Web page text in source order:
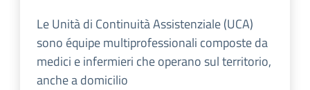
Le Unità di Continuità Assistenziale (UCA)
sono équipe multiprofessionali composte da
medici e infermieri che operano sul territorio,
anche a domicilio